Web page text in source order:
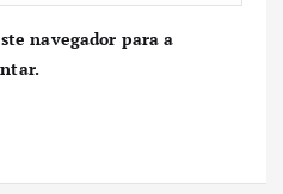
navegador para a